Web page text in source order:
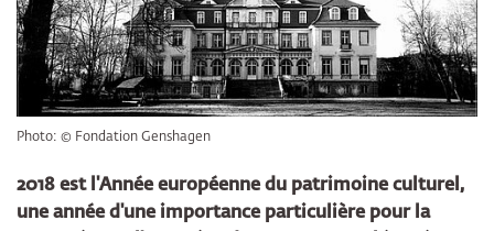
Photo: © Fondation Genshagen
2018 est l'Année européenne du patrimoine culturel,
une année d'une importance particulière pour la